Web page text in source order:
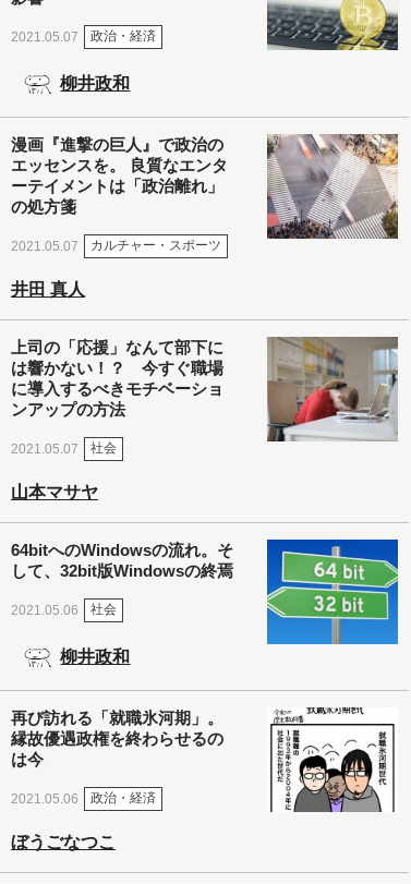
2021.05.07 政治・経済
柳井政和
漫画『進撃の巨人』で政治の
エッセンスを。 良質なエンタ
ーテイメントは「政治離れ」
の処方箋
2021.05.07 カルチャー・スポーツ
井田 真人
上司の「応援」なんて部下に
は響かない！？ 今すぐ職場
に導入するべきモチベーショ
ンアップの方法
2021.05.07 社会
山本マサヤ
64bitへのWindowsの流れ。そ
して、32bit版Windowsの終焉
2021.05.06 社会
柳井政和
再び訪れる「就職氷河期」。
縁故優遇政権を終わらせるの
は今
2021.05.06 政治・経済
ぼうごなつこ